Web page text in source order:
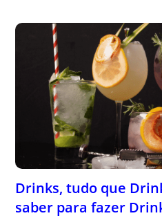
Drinks, tudo que
saber para fazer